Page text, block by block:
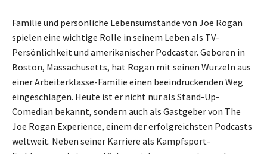
Familie und persönliche Lebensumstände von Joe Rogan
spielen eine wichtige Rolle in seinem Leben als TV-
Persönlichkeit und amerikanischer Podcaster. Geboren in
Boston, Massachusetts, hat Rogan mit seinen Wurzeln aus
einer Arbeiterklasse-Familie einen beeindruckenden Weg
eingeschlagen. Heute ist er nicht nur als Stand-Up-
Comedian bekannt, sondern auch als Gastgeber von The
Joe Rogan Experience, einem der erfolgreichsten Podcasts
weltweit. Neben seiner Karriere als Kampfsport-